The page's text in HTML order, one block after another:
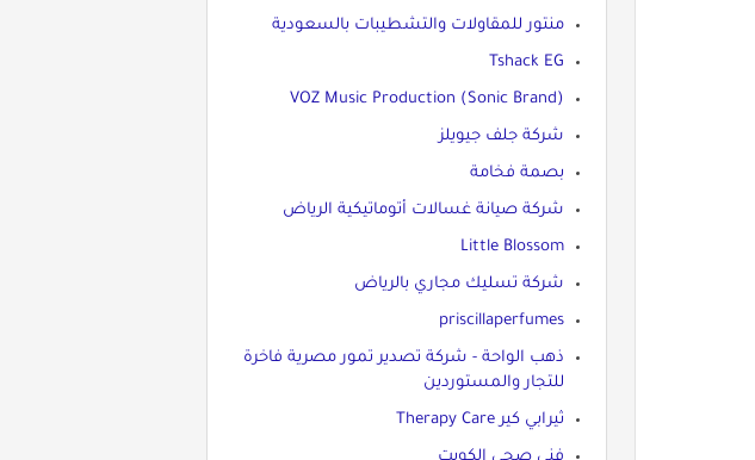
منتور للمقاولات والتشطيبات بالسعودية
Tshack EG
VOZ Music Production (Sonic Brand)
شركة جلف جيويلز
بصمة فخامة
شركة صيانة غسالات أتوماتيكية الرياض
Little Blossom
شركة تسليك مجاري بالرياض
priscillaperfumes
ذهب الواحة - شركة تصدير تمور مصرية فاخرة
للتجار والمستوردين
ثيرابي كير Therapy Care